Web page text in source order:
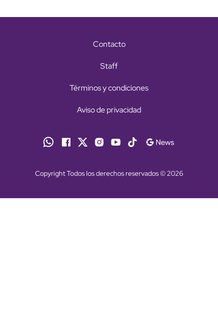
Contacto
Staff
Términos y condiciones
Aviso de privacidad
Copyright Todos los derechos reservados © 2026